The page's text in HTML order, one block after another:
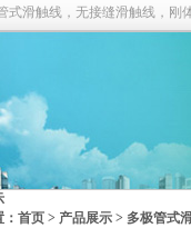
式滑触线，无接缝滑触线，刚
首页 > 产品展示 > 多极管式